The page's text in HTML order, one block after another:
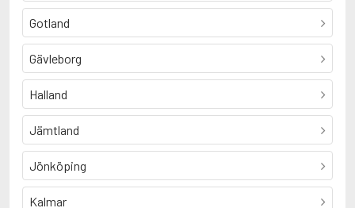
Gotland
Gävleborg
Halland
Jämtland
Jönköping
Kalmar